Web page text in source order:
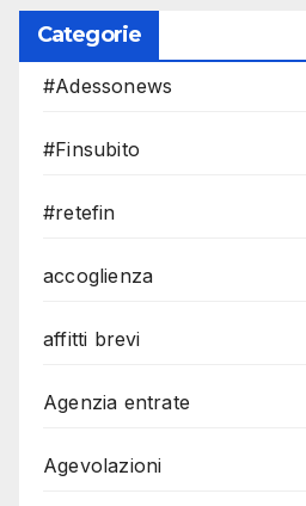
Categorie
#Adessonews
#Finsubito
#retefin
accoglienza
affitti brevi
Agenzia entrate
Agevolazioni